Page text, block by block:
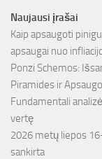
Naujausi įrašai
Kaip apsaugoti
apsaugai nuo
Ponzi Schemos:
Piramides ir
Fundamentali
vertę
2026 metų liepos
sankirta